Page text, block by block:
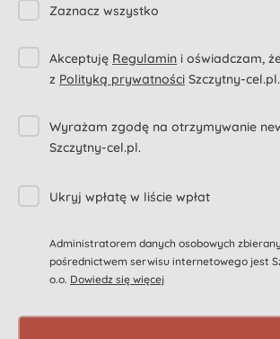
Zaznacz wszystko
Akceptuję Regulamin i oświadczam,
z Polityką prywatności Szczytny-cel.pl.
Wyrażam zgodę na otrzymywanie
Szczytny-cel.pl.
Ukryj wpłatę w liście wpłat
Administratorem danych osobowych
pośrednictwem serwisu internetowego jest
o.o. Dowiedz się więcej